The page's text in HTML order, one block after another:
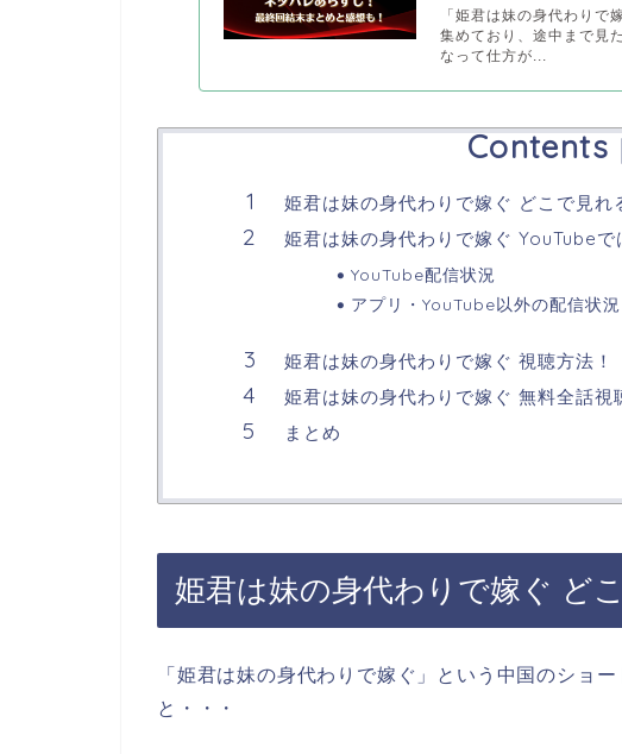
「姫君は妹の身代わりで
集めており、途中まで見
なって仕方が...
Contents
姫君は妹の身代わりで嫁ぐ どこで見れ
姫君は妹の身代わりで嫁ぐ YouTubeで
YouTube配信状況
アプリ・YouTube以外の配信状況
姫君は妹の身代わりで嫁ぐ 視聴方法！
姫君は妹の身代わりで嫁ぐ 無料全話視
まとめ
姫君は妹の身代わりで嫁ぐ ど
「姫君は妹の身代わりで嫁ぐ」
という中国のショ
と・・・